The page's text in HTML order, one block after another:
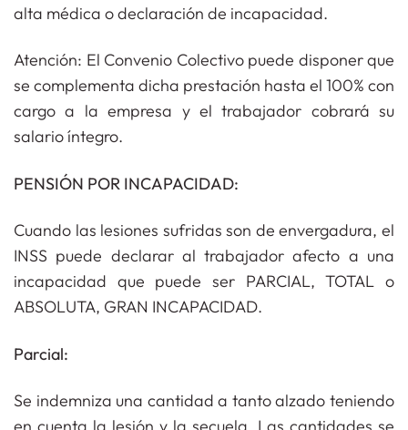
alta médica o declaración de incapacidad.
Atención: El Convenio Colectivo puede disponer que
se complementa dicha prestación hasta el 100% con
cargo a la empresa y el trabajador cobrará su
salario íntegro.
PENSIÓN POR INCAPACIDAD:
Cuando las lesiones sufridas son de envergadura, el
INSS puede declarar al trabajador afecto a una
incapacidad que puede ser PARCIAL, TOTAL o
ABSOLUTA, GRAN INCAPACIDAD.
Parcial:
Se indemniza una cantidad a tanto alzado teniendo